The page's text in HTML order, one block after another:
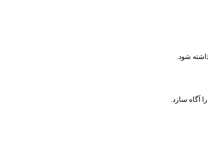
شود.
آگاه سازد.